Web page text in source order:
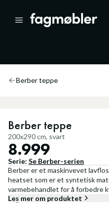
Berber teppe
Berber teppe
200x290 cm, svart
8.999
Serie: Se Berber-serien
Berber er et maskinvevet
heatset som er et syntetisk
varmebehandlet for å forbedre
Les mer om produktet